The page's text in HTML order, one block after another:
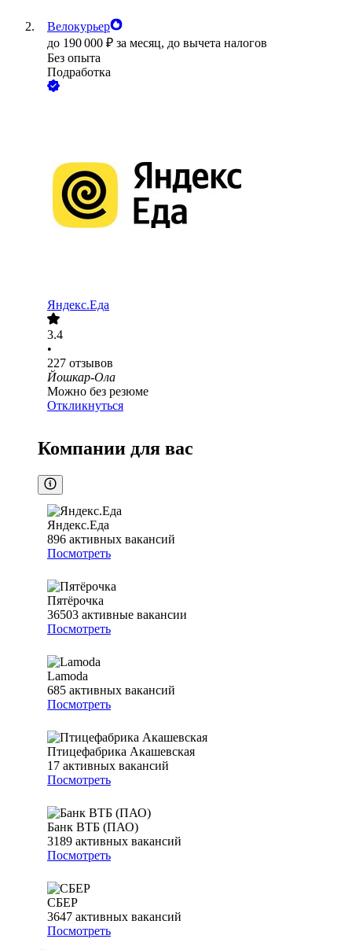
Велокурьер
до 190 000 ₽ за месяц, до вычета налогов
Без опыта
Подработка
Яндекс.Еда
3.4
•
227 отзывов
Йошкар-Ола
Можно без резюме
Откликнуться
Компании для вас
Яндекс.Еда
896 активных вакансий
Посмотреть
Пятёрочка
36503 активные вакансии
Посмотреть
Lamoda
685 активных вакансий
Посмотреть
Птицефабрика Акашевская
17 активных вакансий
Посмотреть
Банк ВТБ (ПАО)
3189 активных вакансий
Посмотреть
СБЕР
3647 активных вакансий
Посмотреть